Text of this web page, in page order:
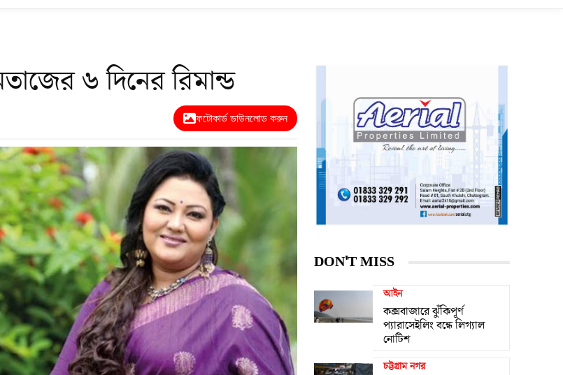
৬ দিনের রিমান্ড
ফটোকার্ড ডাউনলোড করুন
DON'T MISS
আইন
কক্সবাজারে ঝুঁকিপূর্ণ
প্যারাসেইলিং বন্ধে লিগ্যাল
নোটিশ
চট্টগ্রাম নগর